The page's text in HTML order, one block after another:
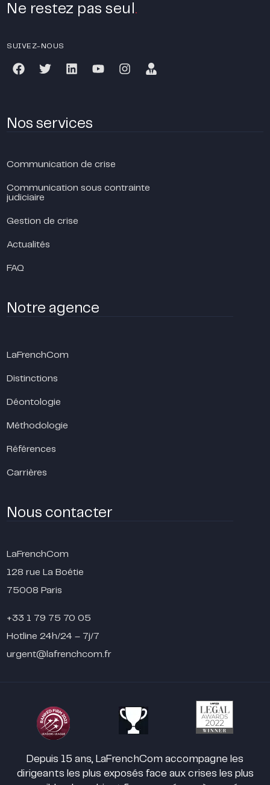
Ne restez pas seul .
SUIVEZ-NOUS
Nos services
Communication de crise
Communication sous contrainte
judiciaire
Gestion de crise
Actualités
FAQ
Notre agence
LaFrenchCom
Distinctions
Déontologie
Méthodologie
Références
Carrières
Nous contacter
LaFrenchCom
128 rue La Boétie
75008 Paris
+33 1 79 75 70 05
Hotline 24h/24 – 7j/7
urgent@lafrenchcom.fr
Depuis 15 ans, LaFrenchCom accompagne les
dirigeants les plus exposés face aux crises les plus